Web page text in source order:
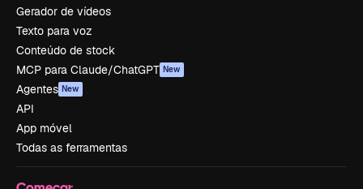
Gerador de vídeos
Texto para voz
Conteúdo de stock
MCP para Claude/ChatGPT New
Agentes New
API
App móvel
Todas as ferramentas